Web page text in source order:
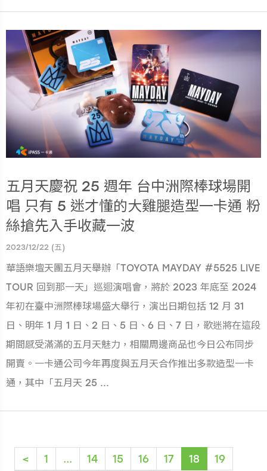
五月天慶祝 25 週年 台中洲際棒球場開
唱 只有 5 迷才懂的大雞腿造型一卡通 粉
絲搶先入手收藏一波
2023/12/22 (五)
華語樂壇天團五月天舉辦「TOYOTA MAYDAY #5525 LIVE
TOUR 回到那一天」巡迴演唱會，將於 2023 年底至 2024
年初在臺中洲際棒球場盛大舉行，演出日期包括 12 月 31
日、明年 1 月 1 日、2 日、5 日、6 日、7 日，歌迷將在這段
期間感受滿滿的五月天魅力，相關周邊商品也今日公布同步
開賣。一卡通公司今年再度與五月天合作推出多款造型一卡
通，其中「五月天 25 ...
< 1 ... 14 15 16 17 18
(current)
19